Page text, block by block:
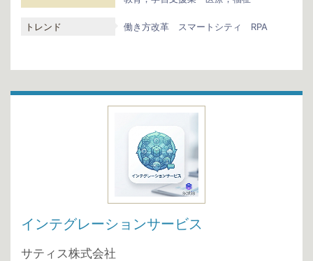
トレンド 働き方改革 スマートシティ RPA
インテグレーションサービス
サティス株式会社